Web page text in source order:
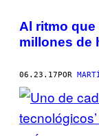
Al ritmo que
millones de
06.23.17POR